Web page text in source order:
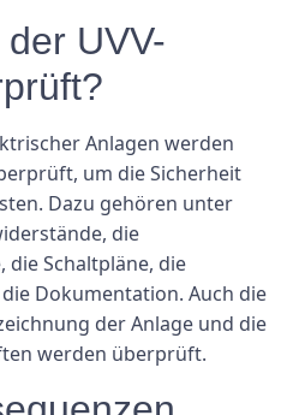
UVV-
Anlagen werden
um die Sicherheit
Dazu gehören unter
die
Schaltpläne, die
Dokumentation. Auch die
der Anlage und die
werden überprüft.